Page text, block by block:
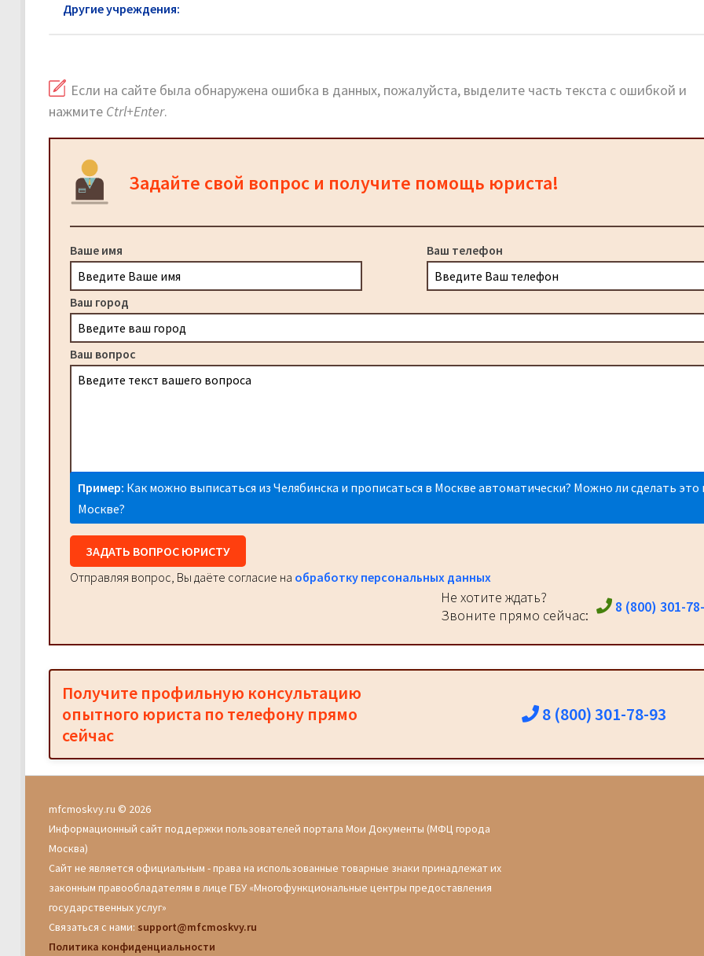
Другие учреждения:
Если на сайте была обнаружена ошибка в данных, пожалуйста, выделите часть текста с ошибкой и
нажмите Ctrl+Enter.
Задайте свой вопрос и получите помощь юриста!
Ваше имя Ваш телефон
Ваш город
Ваш вопрос
Пример: Как можно выписаться из Челябинска и прописаться в Москве автоматически? Можно ли сделать это
Москве?
ЗАДАТЬ ВОПРОС ЮРИСТУ
Отправляя вопрос, Вы даёте согласие на обработку персональных данных
Не хотите ждать?
Звоните прямо сейчас:
8 (800) 301-
Получите профильную консультацию
опытного юриста по телефону прямо
сейчас
8 (800) 301-78-93
mfcmoskvy.ru © 2026
Информационный сайт поддержки пользователей портала Мои Документы (МФЦ города
Москва)
Сайт не является официальным - права на использованные товарные знаки принадлежат их
законным правообладателям в лице ГБУ «Многофункциональные центры предоставления
государственных услуг»
Связаться с нами: support@mfcmoskvy.ru
Политика конфиденциальности